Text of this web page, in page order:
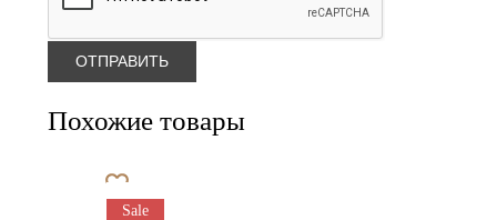
Похожие товары
Sale